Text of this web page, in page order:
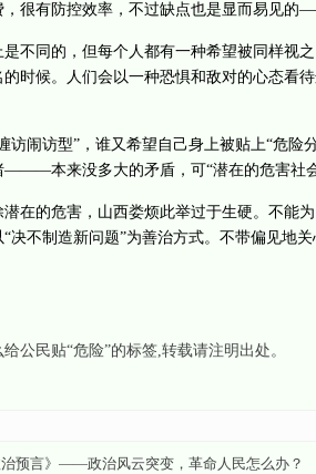
，很有防控效率，不过缺点也是显而易见
同的，但每个人都有一种希望被同样视
时候。人们会以一种恐惧和敌对的心态看
闹访型”，谁又希望自己身上被贴上“危险
———本来没多大的矛盾，可“潜在的危害社
的危害，山西娄烦此举过于生硬。不能
决不制造新问题”为善治方式。不带偏见地
公民贴“危险”的标签,转载请注明出处。
预言》——政治风云突变，革命人民怎么办？